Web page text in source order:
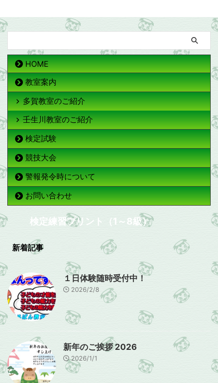
HOME
教室案内
多賀教室のご紹介
壬生川教室のご紹介
検定試験
競技大会
警報発令時について
お問い合わせ
検定練習プリント（1～8級）
新着記事
１日体験随時受付中！
2026/2/8
新年のご挨拶 2026
2026/1/1